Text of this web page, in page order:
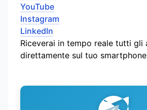
YouTube
Instagram
LinkedIn
Riceverai in tempo reale tutti gli
direttamente sul tuo